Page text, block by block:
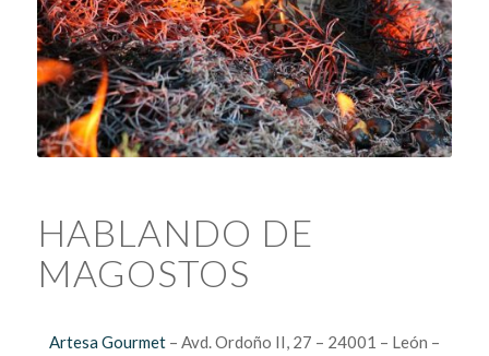
HABLANDO DE
MAGOSTOS
Artesa Gourmet– Avd. Ordoño II, 27 – 24001 – León –